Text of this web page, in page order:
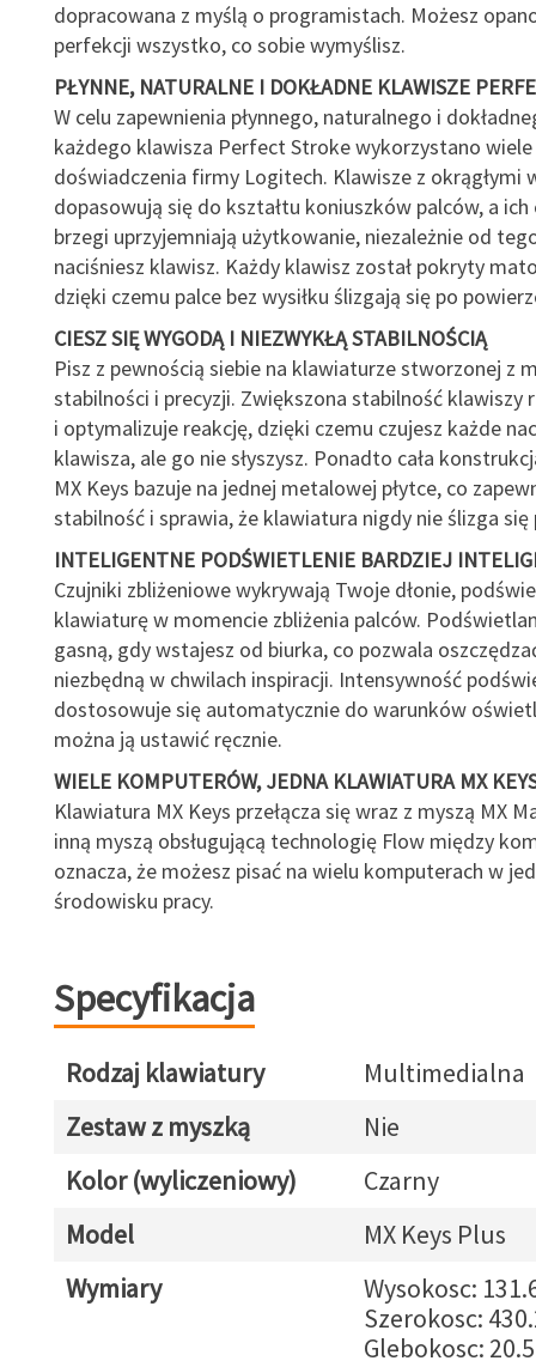
dopracowana z myślą o programistach. Możesz
perfekcji wszystko, co sobie wymyślisz.
PŁYNNE, NATURALNE I DOKŁADNE KLAWISZE
W celu zapewnienia płynnego, naturalnego i
każdego klawisza Perfect Stroke wykorzystano
doświadczenia firmy Logitech. Klawisze z okrągłymi
dopasowują się do kształtu koniuszków palców, a ich
brzegi uprzyjemniają użytkowanie, niezależnie od
naciśniesz klawisz. Każdy klawisz został pokryty
dzięki czemu palce bez wysiłku ślizgają się po
CIESZ SIĘ WYGODĄ I NIEZWYKŁĄ STABILNOŚCIĄ
Pisz z pewnością siebie na klawiaturze stworzonej z
stabilności i precyzji. Zwiększona stabilność klawiszy
i optymalizuje reakcję, dzięki czemu czujesz każde
klawisza, ale go nie słyszysz. Ponadto cała
MX Keys bazuje na jednej metalowej płytce, co
stabilność i sprawia, że klawiatura nigdy nie ślizga się
INTELIGENTNE PODŚWIETLENIE BARDZIEJ
Czujniki zbliżeniowe wykrywają Twoje dłonie,
klawiaturę w momencie zbliżenia palców.
gasną, gdy wstajesz od biurka, co pozwala
niezbędną w chwilach inspiracji. Intensywność
dostosowuje się automatycznie do warunków
można ją ustawić ręcznie.
WIELE KOMPUTERÓW, JEDNA KLAWIATURA MX
Klawiatura MX Keys przełącza się wraz z myszą MX
inną myszą obsługującą technologię Flow między
oznacza, że możesz pisać na wielu komputerach w
środowisku pracy.
Specyfikacja
Rodzaj klawiatury
Multimedialna
Zestaw z myszką
Nie
Kolor (wyliczeniowy)
Czarny
Model
MX Keys Plus
Wymiary
Wysokosc:
Szerokosc:
Glebokosc: